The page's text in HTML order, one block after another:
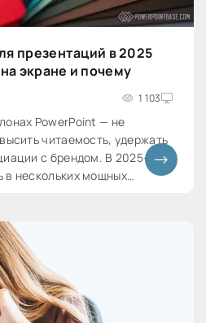
презентаций в 2025
экране и почему
1 103
PowerPoint — не
читаемость, удержать
с брендом. В 2025-м
в нескольких мощных